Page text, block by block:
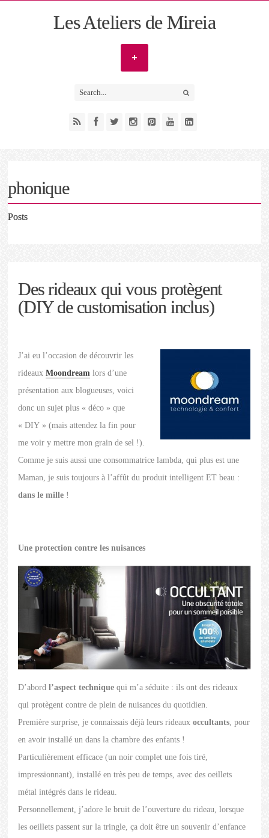
Les Ateliers de Mireia
phonique
Posts
Des rideaux qui vous protègent
(DIY de customisation inclus)
J’ai eu l’occasion de découvrir les
rideauxMoondream lors d’une
présentation aux blogueuses, voici
donc un sujet plus « déco » que
« DIY » (mais attendez la fin pour
me voir y mettre mon grain de sel !).
Comme je suis aussi une consommatrice lambda, qui plus est une
Maman, je suis toujours à l’affût du produit intelligent ET beau :
dans le mille !
Une protection contre les nuisances
D’abordl’aspect technique qui m’a séduite : ils ont des rideaux
qui protègent contre de plein de nuisances du quotidien.
Première surprise, je connaissais déjà leurs rideauxoccultants, pour
en avoir installé un dans la chambre des enfants !
Particulièrement efficace (un noir complet une fois tiré,
impressionnant), installé en très peu de temps, avec des oeillets
métal intégrés dans le rideau.
Personnellement, j’adore le bruit de l’ouverture du rideau, lorsque
les oeillets passent sur la tringle, ça doit être un souvenir d’enfance